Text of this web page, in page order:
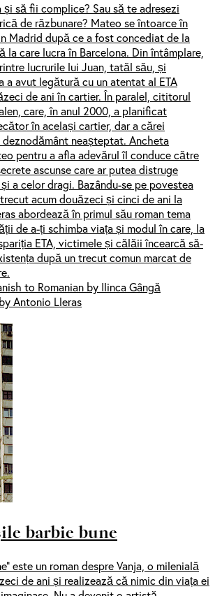
să fii complice? Sau să te adresezi
de răzbunare? Mateo se întoarce în
Madrid după ce a fost concediat de la
la care lucra în Barcelona. Din întâmplare,
lucrurile lui Juan, tatăl său, și
a avut legătură cu un atentat al ETA
de ani în cartier. În paralel, cititorul
care, în anul 2000, a planificat
în același cartier, dar a cărei
neașteptat. Ancheta
pentru a afla adevărul îl conduce către
ascunse care ar putea distruge
a celor dragi. Bazându-se pe povestea
acum douăzeci și cinci de ani la
abordează în primul său roman tema
de a-ți schimba viața și modul în care, la
ETA, victimele și călăii încearcă să-
după un trecut comun marcat de
to Romanian by Ilinca Gângă
Antonio Lleras
barbie bune
este un roman despre Vanja, o milenială
de ani și realizează că nimic din viața ei